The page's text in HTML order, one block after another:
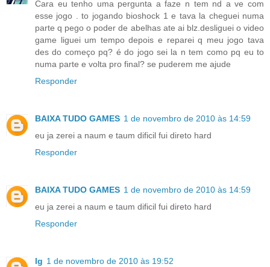
Cara eu tenho uma pergunta a faze n tem nd a ve com
esse jogo . to jogando bioshock 1 e tava la cheguei numa
parte q pego o poder de abelhas ate ai blz.desliguei o video
game liguei um tempo depois e reparei q meu jogo tava
des do começo pq? é do jogo sei la n tem como pq eu to
numa parte e volta pro final? se puderem me ajude
Responder
BAIXA TUDO GAMES 1 de novembro de 2010 às 14:59
eu ja zerei a naum e taum dificil fui direto hard
Responder
BAIXA TUDO GAMES 1 de novembro de 2010 às 14:59
eu ja zerei a naum e taum dificil fui direto hard
Responder
lg 1 de novembro de 2010 às 19:52